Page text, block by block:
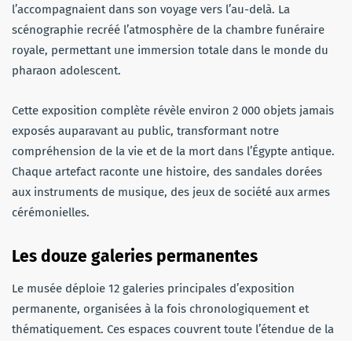
l’accompagnaient dans son voyage vers l’au-delà. La
scénographie recréé l’atmosphère de la chambre funéraire
royale, permettant une immersion totale dans le monde du
pharaon adolescent.
Cette exposition complète révèle environ 2 000 objets jamais
exposés auparavant au public, transformant notre
compréhension de la vie et de la mort dans l’Égypte antique.
Chaque artefact raconte une histoire, des sandales dorées
aux instruments de musique, des jeux de société aux armes
cérémonielles.
Les douze galeries permanentes
Le musée déploie 12 galeries principales d’exposition
permanente, organisées à la fois chronologiquement et
thématiquement. Ces espaces couvrent toute l’étendue de la